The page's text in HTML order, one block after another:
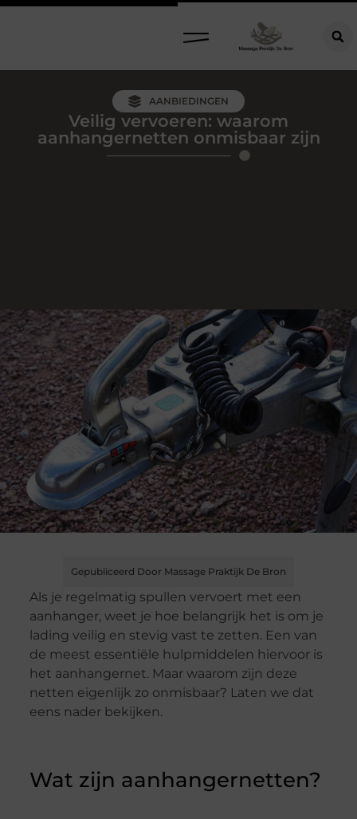
AANBIEDINGEN
Veilig vervoeren: waarom
aanhangernetten onmisbaar zijn
Gepubliceerd Door Massage Praktijk De Bron
Als je regelmatig spullen vervoert met een
aanhanger, weet je hoe belangrijk het is om je
lading veilig en stevig vast te zetten. Een van
de meest essentiële hulpmiddelen hiervoor is
het aanhangernet. Maar waarom zijn deze
netten eigenlijk zo onmisbaar? Laten we dat
eens nader bekijken.
Wat zijn aanhangernetten?